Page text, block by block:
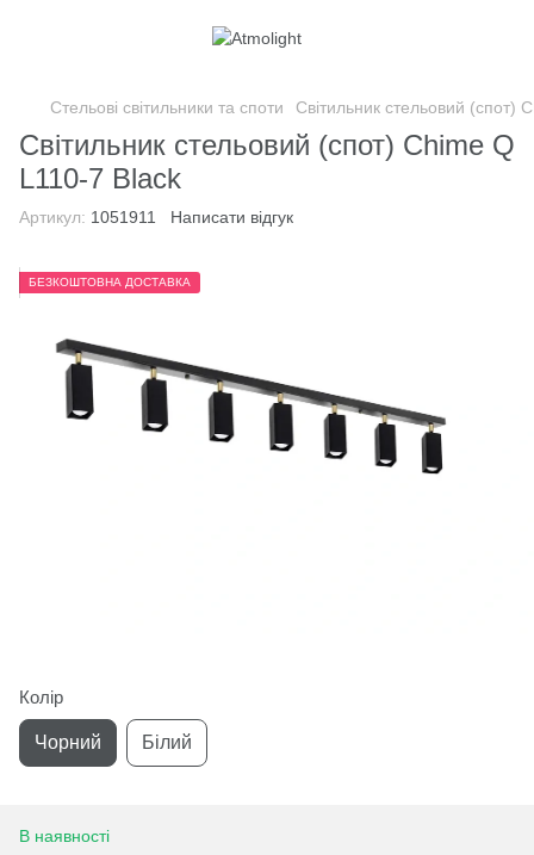
Стельові світильники та споти Світильник стельовий (спот)
Світильник стельовий (спот) Chime Q
L110-7 Black
Артикул: 1051911 Написати відгук
БЕЗКОШТОВНА ДОСТАВКА
Колір
Чорний Білий
В наявності